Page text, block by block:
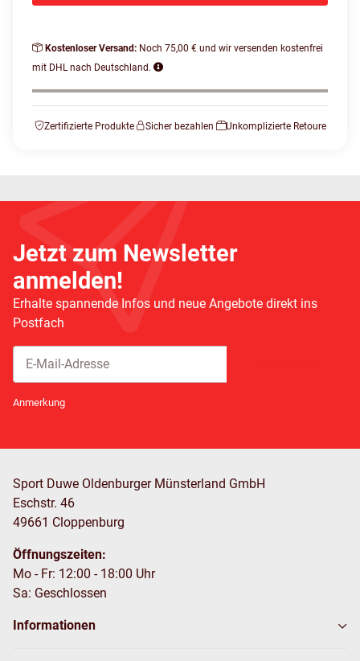
Kostenloser Versand: Noch 75,00 € und wir versenden kostenfrei
mit DHL nach Deutschland.
Zertifizierte Produkte Sicher bezahlen Unkomplizierte Retoure
Jetzt zum Newsletter
anmelden!
Erhalte spannende Infos und neue Angebote direkt ins
Postfach
Anmerkung
Sport Duwe Oldenburger Münsterland GmbH
Eschstr. 46
49661 Cloppenburg
Öffnungszeiten:
Mo - Fr: 12:00 - 18:00 Uhr
Sa: Geschlossen
Informationen